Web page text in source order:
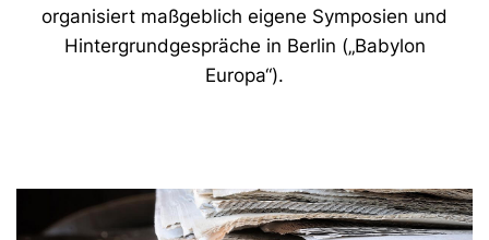
organisiert maßgeblich eigene Symposien und
Hintergrundgespräche in Berlin („Babylon
Europa“).